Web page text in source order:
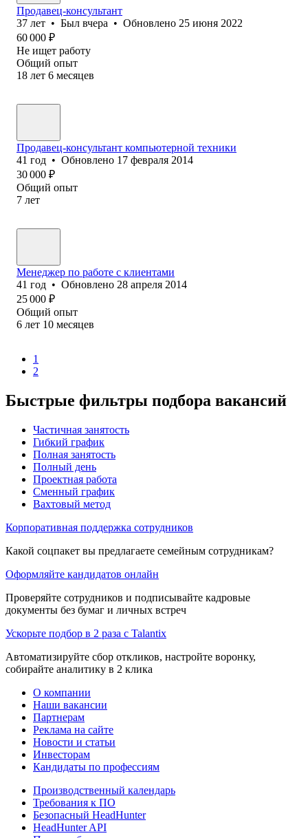
Продавец-консультант
37 лет • Был вчера • Обновлено 25 июня 2022
60 000 ₽
Не ищет работу
Общий опыт
18 лет 6 месяцев
Продавец-консультант компьютерной техники
41 год • Обновлено 17 февраля 2014
30 000 ₽
Общий опыт
7 лет
Менеджер по работе с клиентами
41 год • Обновлено 28 апреля 2014
25 000 ₽
Общий опыт
6 лет 10 месяцев
1
2
Быстрые фильтры подбора вакансий
Частичная занятость
Гибкий график
Полная занятость
Полный день
Проектная работа
Сменный график
Вахтовый метод
Корпоративная поддержка сотрудников
Какой соцпакет вы предлагаете семейным сотрудникам?
Оформляйте кандидатов онлайн
Проверяйте сотрудников и подписывайте кадровые
документы без бумаг и личных встреч
Ускорьте подбор в 2 раза с Talantix
Автоматизируйте сбор откликов, настройте воронку,
собирайте аналитику в 2 клика
О компании
Наши вакансии
Партнерам
Реклама на сайте
Новости и статьи
Инвесторам
Кандидаты по профессиям
Производственный календарь
Требования к ПО
Безопасный HeadHunter
HeadHunter API